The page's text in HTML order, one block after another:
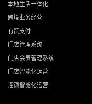
本地生活一体化
跨境业务经营
有赞支付
门店管理系统
门店会员管理系统
门店智能化运营
连锁智能化运营